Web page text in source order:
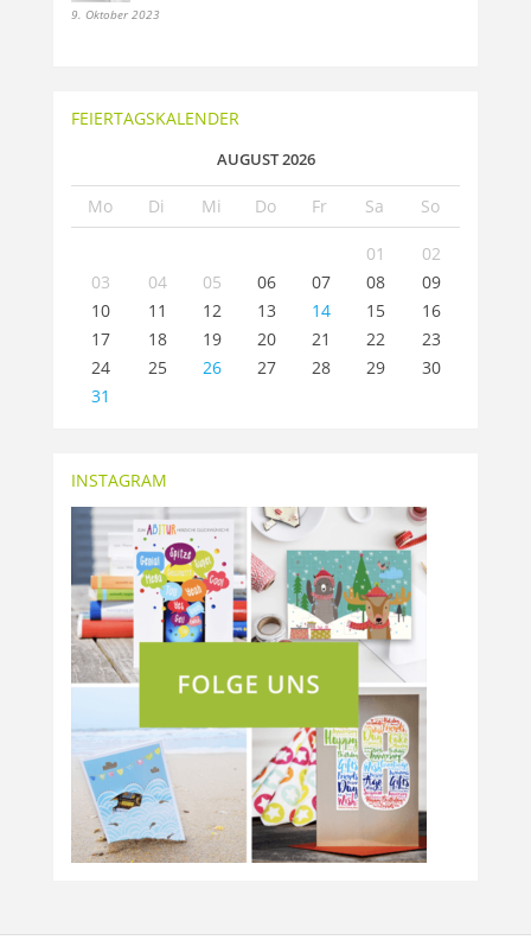
9. Oktober 2023
FEIERTAGSKALENDER
AUGUST 2026
Mo Di Mi Do Fr Sa So
01
02
03
04 05 06 07 08
09
10
11 12 13 14 15
16
17
18 19 20 21 22
23
24
25 26 27 28 29
30
31
INSTAGRAM